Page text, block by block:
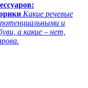
Какие речевые
и
а какие – нет,